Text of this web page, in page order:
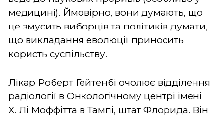
медицині). Ймовірно, вони думають, що
це змусить виборців та політиків думати,
що викладання еволюції приносить
користь суспільству.
Лікар Роберт Гейтенбі очолює відділення
радіології в Онкологічному центрі імені
Х. Лі Моффітта в Тампі, штат Флорида. Він